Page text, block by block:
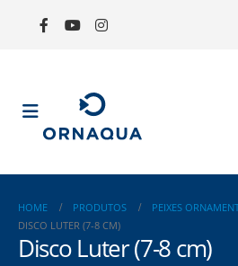
HOME PRODUTOS PEIXES
DISCO LUTER (7-8 CM)
Disco Luter (7-8 cm)